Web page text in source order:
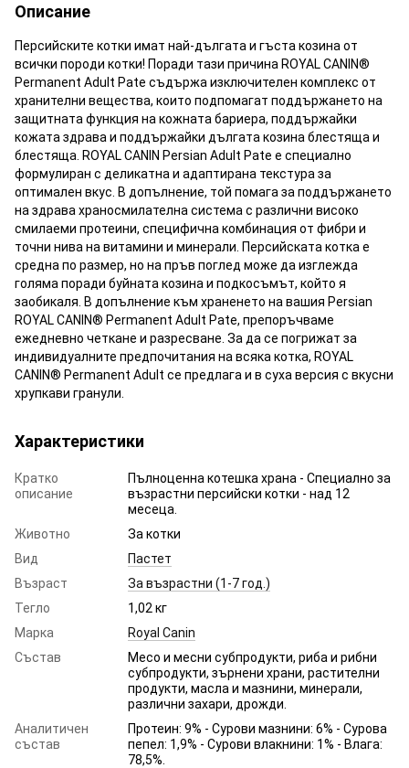
Описание
Персийските котки имат най-дългата и гъста козина от
всички породи котки! Поради тази причина ROYAL CANIN®
Permanent Adult Pate съдържа изключителен комплекс от
хранителни вещества, които подпомагат поддържането на
защитната функция на кожната бариера, поддържайки
кожата здрава и поддържайки дългата козина блестяща и
блестяща. ROYAL CANIN Persian Adult Pate е специално
формулиран с деликатна и адаптирана текстура за
оптимален вкус. В допълнение, той помага за поддържането
на здрава храносмилателна система с различни високо
смилаеми протеини, специфична комбинация от фибри и
точни нива на витамини и минерали. Персийската котка е
средна по размер, но на пръв поглед може да изглежда
голяма поради буйната козина и подкосъмът, който я
заобикаля. В допълнение към храненето на вашия Persian
ROYAL CANIN® Permanent Adult Pate, препоръчваме
ежедневно четкане и разресване. За да се погрижат за
индивидуалните предпочитания на всяка котка, ROYAL
CANIN® Permanent Adult се предлага и в суха версия с вкусни
хрупкави гранули.
Характеристики
Кратко
описание
Пълноценна котешка храна - Специално за
възрастни персийски котки - над 12
месеца.
Животно
За котки
Вид
Пастет
Възраст
За възрастни (1-7 год.)
Тегло
1,02 кг
Марка
Royal Canin
Състав
Месо и месни субпродукти, риба и рибни
субпродукти, зърнени храни, растителни
продукти, масла и мазнини, минерали,
различни захари, дрожди.
Аналитичен
състав
Протеин: 9% - Сурови мазнини: 6% - Сурова
пепел: 1,9% - Сурови влакнини: 1% - Влага:
78,5%.